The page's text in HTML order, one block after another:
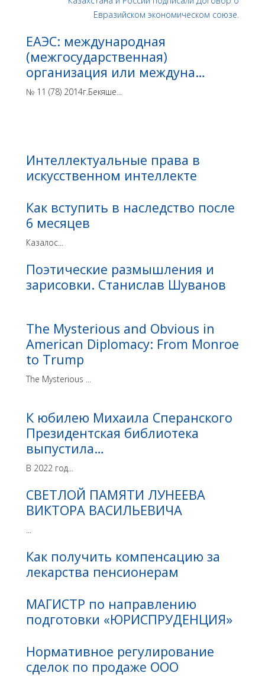
ЕАЭС: международная
(межгосударственная)
организация или междуна…
№ 11 (78) 2014г.Бекяше...
Интеллектуальные права в
искусственном интеллекте
Как вступить в наследство после
6 месяцев
Казалос...
Поэтические размышления и
зарисовки. Станислав Шуванов
The Mysterious and Obvious in
American Diplomacy: From Monroe
to Trump
The Mysterious ...
К юбилею Михаила Сперанского
Президентская библиотека
выпустила…
В 2022 год...
СВЕТЛОЙ ПАМЯТИ ЛУНЕЕВА
ВИКТОРА ВАСИЛЬЕВИЧА
...
Как получить компенсацию за
лекарства пенсионерам
МАГИСТР по направлению
подготовки «ЮРИСПРУДЕНЦИЯ»
Нормативное регулирование
сделок по продаже ООО